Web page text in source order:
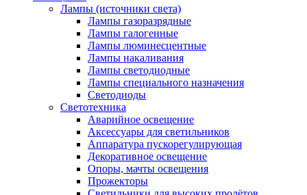
Лампы (источники света)
Лампы газоразрядные
Лампы галогенные
Лампы люминесцентные
Лампы накаливания
Лампы светодиодные
Лампы специального назначения
Светодиоды
Светотехника
Аварийное освещение
Аксессуары для светильников
Аппаратура пускорегулирующая
Декоративное освещение
Опоры, мачты освещения
Прожекторы